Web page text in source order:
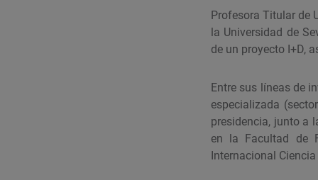
Profesora Titular de
la Universidad de
de un proyecto I+D,
Entre sus líneas de
especializada
presidencia, junto a
en la Facultad de
Internacional